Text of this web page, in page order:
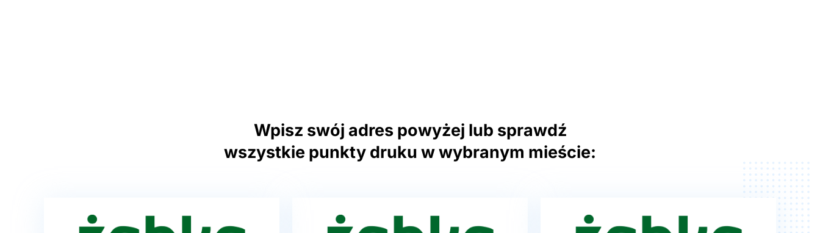
Wpisz swój adres powyżej lub sprawdź
wszystkie punkty druku w wybranym mieście: